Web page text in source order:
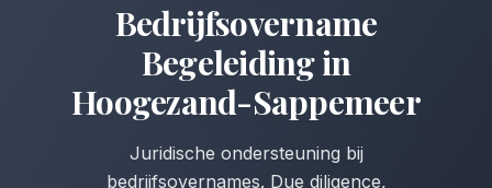
Bedrijfsovername
Begeleidingin
Hoogezand-Sappemeer
Juridische ondersteuning bij
bedrijfsovernames. Due diligence,